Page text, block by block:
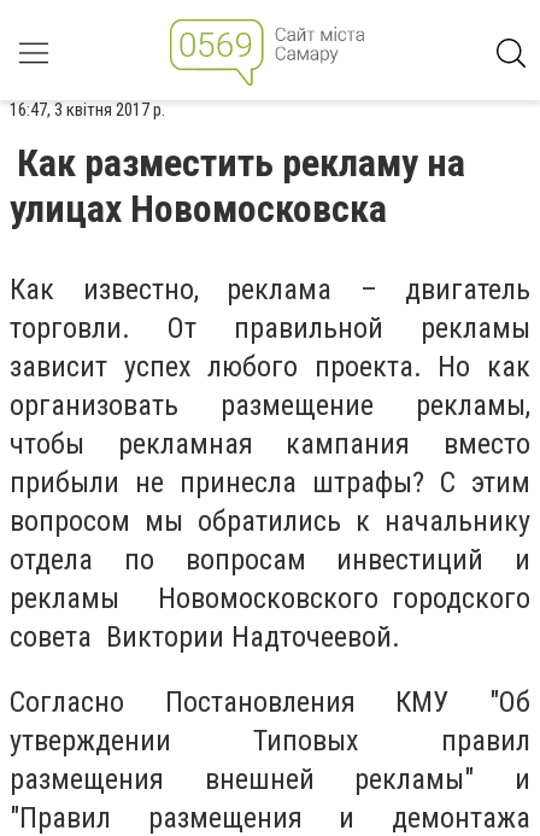
16:47, 3 квітня 2017 р.
Как разместить рекламу на
улицах Новомосковска
Как известно, реклама – двигатель
торговли. От правильной рекламы
зависит успех любого проекта. Но как
организовать размещение рекламы,
чтобы рекламная кампания вместо
прибыли не принесла штрафы? С этим
вопроcом мы обратились к начальнику
отдела по вопросам инвестиций и
рекламы Новомосковского городского
совета Виктории Надточеевой.
Согласно Постановления КМУ "Об
утверждении Типовых правил
размещения внешней рекламы" и
"Правил размещения и демонтажа